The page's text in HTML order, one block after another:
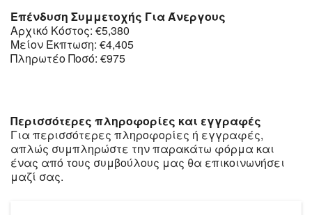
Επένδυση Συμμετοχής Για Άνεργους
Αρχικό Κόστος: €5,380
Μείον Έκπτωση: €4,405
Πληρωτέο Ποσό: €975
Περισσότερες πληροφορίες και εγγραφές
Για περισσότερες πληροφορίες ή εγγραφές,
απλώς συμπληρώστε την παρακάτω φόρμα και
ένας από τους συμβούλους μας θα επικοινωνήσει
μαζί σας.